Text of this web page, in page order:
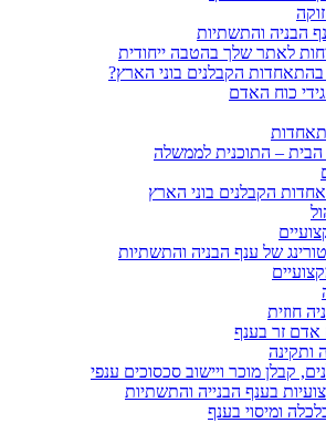
הבניה והתשתיות
לאתר שלך בהטבה ייחודית
הקבלנים בוני הארץ?
כוח האדם
הבית – התוכנית לממשלה
הקבלנים בוני הארץ
של ענף הבניה והתשתיות
חוזית
אדם זר בענף
ותקינה
קבלן מוכר ויישוב סכסוכים ענפי
בענף הבנייה והתשתיות
ומיסוי בענף